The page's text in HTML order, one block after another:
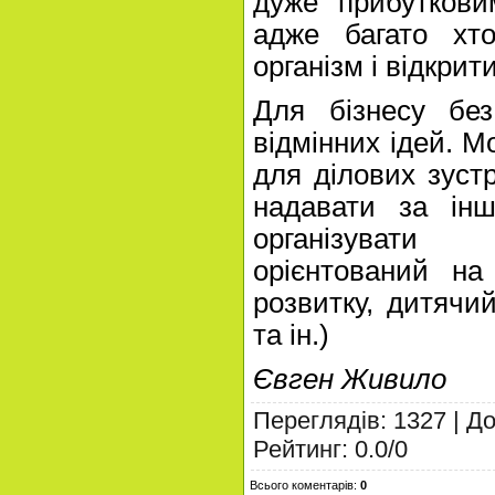
адже багато
організм і
Для бізнесу
відмінних ідей.
для ділових
надавати за
орієнтований
розвитку,
та ін.)
Євген Живило
Переглядів: 1327 |
Рейтинг: 0.0/0
Всього коментарів: 0